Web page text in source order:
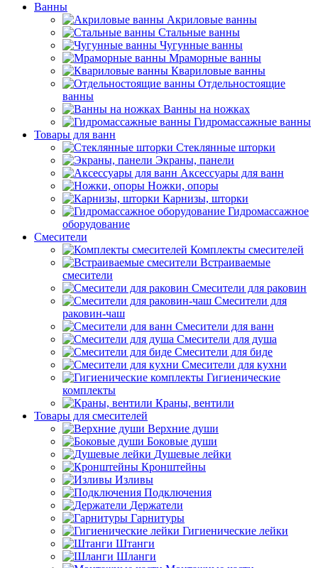
Ванны
Акриловые ванны
Стальные ванны
Чугунные ванны
Мраморные ванны
Квариловые ванны
Отдельностоящие
ванны
Ванны на ножках
Гидромассажные ванны
Товары для ванн
Стеклянные шторки
Экраны, панели
Аксессуары для ванн
Ножки, опоры
Карнизы, шторки
Гидромассажное
оборудование
Смесители
Комплекты смесителей
Встраиваемые
смесители
Смесители для раковин
Смесители для
раковин-чаш
Смесители для ванн
Смесители для душа
Смесители для биде
Смесители для кухни
Гигиенические
комплекты
Краны, вентили
Товары для смесителей
Верхние души
Боковые души
Душевые лейки
Кронштейны
Изливы
Подключения
Держатели
Гарнитуры
Гигиенические лейки
Штанги
Шланги